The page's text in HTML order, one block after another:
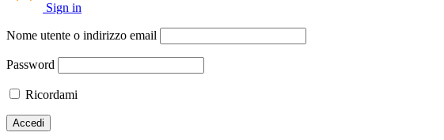
Sign in
Nome utente o indirizzo email
Password
Ricordami